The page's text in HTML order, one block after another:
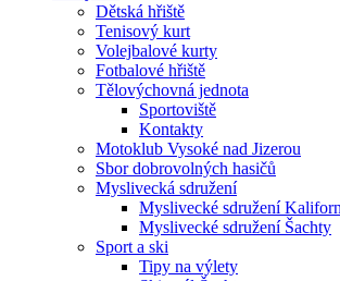
Dětská hřiště
Tenisový kurt
Volejbalové kurty
Fotbalové hřiště
Tělovýchovná jednota
Sportoviště
Kontakty
Motoklub Vysoké nad Jizerou
Sbor dobrovolných hasičů
Myslivecká sdružení
Myslivecké sdružení
Myslivecké sdružení Šachty
Sport a ski
Tipy na výlety